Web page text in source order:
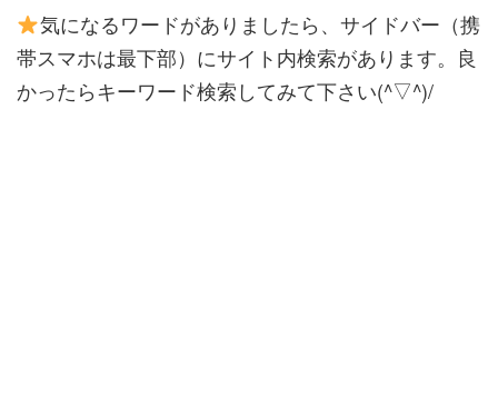
気になるワードがありましたら、サイドバー（携
帯スマホは最下部）にサイト内検索があります。 良
かったらキーワード検索してみて下さい(^▽^)/